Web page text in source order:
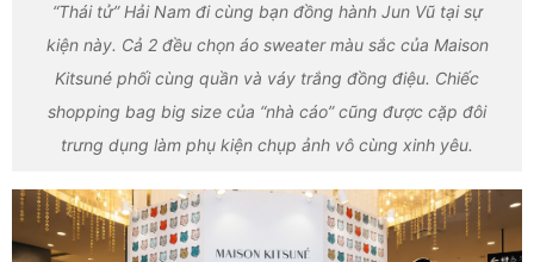
“Thái tử” Hải Nam đi cùng bạn đồng hành Jun Vũ tại sự
kiện này. Cả 2 đều chọn áo sweater màu sắc của Maison
Kitsuné phối cùng quần và váy trắng đồng điệu. Chiếc
shopping bag big size của “nhà cáo” cũng được cặp đôi
trưng dụng làm phụ kiện chụp ảnh vô cùng xinh yêu.